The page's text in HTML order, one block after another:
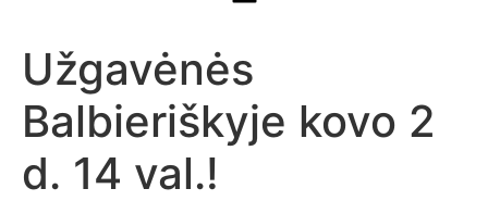
Užgavėnės
Balbieriškyje kovo 2
d. 14 val.!